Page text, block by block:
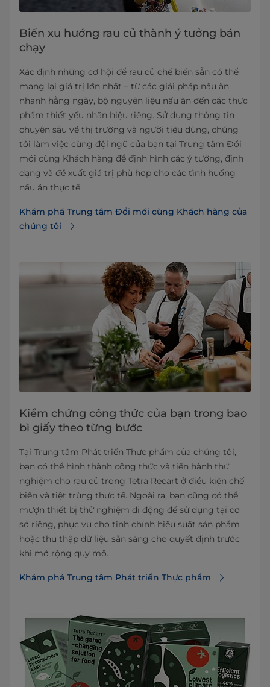
Biến xu hướng rau củ thành ý tưởng bán
chạy
Xác định những cơ hội để rau củ chế biến sẵn có thể
mang lại giá trị lớn nhất – từ các giải pháp nấu ăn
nhanh hằng ngày, bộ nguyên liệu nấu ăn đến các thực
phẩm thiết yếu nhãn hiệu riêng. Sử dụng thông tin
chuyên sâu về thị trường và người tiêu dùng, chúng
tôi làm việc cùng đội ngũ của bạn tại Trung tâm Đổi
mới cùng Khách hàng để định hình các ý tưởng, định
dạng và đề xuất giá trị phù hợp cho các tình huống
nấu ăn thực tế.
Khám phá Trung tâm Đổi mới cùng Khách hàng của
chúng tôi
Kiểm chứng công thức của bạn trong bao
bì giấy theo từng bước
Tại Trung tâm Phát triển Thực phẩm của chúng tôi,
bạn có thể hình thành công thức và tiến hành thử
nghiệm cho rau củ trong Tetra Recart ở điều kiện chế
biến và tiệt trùng thực tế. Ngoài ra, bạn cũng có thể
mượn thiết bị thử nghiệm di động để sử dụng tại cơ
sở riêng, phục vụ cho tinh chỉnh hiệu suất sản phẩm
hoặc thu thập dữ liệu sẵn sàng cho quyết định trước
khi mở rộng quy mô.
Khám phá Trung tâm Phát triển Thực phẩm